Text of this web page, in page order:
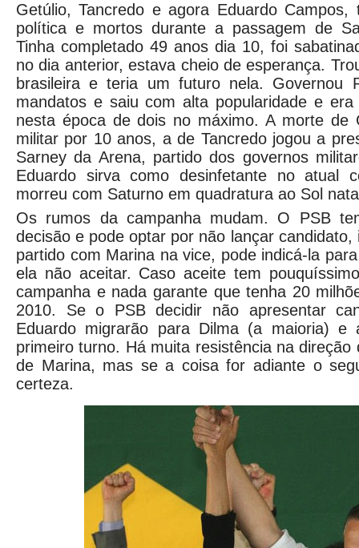
Getúlio, Tancredo e agora Eduardo
política e mortos durante a passagem de
Tinha completado 49 anos dia 10, foi
no dia anterior, estava cheio de esperança.
brasileira e teria um futuro nela. Governou
mandatos e saiu com alta popularidade e
nesta época de dois no máximo. A morte de
militar por 10 anos, a de Tancredo jogou a
Sarney da Arena, partido dos governos
Eduardo sirva como desinfetante no atual
morreu com Saturno em quadratura ao Sol
Os rumos da campanha mudam. O PSB
decisão e pode optar por não lançar
partido com Marina na vice, pode indicá-la
ela não aceitar. Caso aceite tem
campanha e nada garante que tenha 20
2010. Se o PSB decidir não apresentar
Eduardo migrarão para Dilma (a maioria) e
primeiro turno. Há muita resistência na direção
de Marina, mas se a coisa for adiante o
certeza.